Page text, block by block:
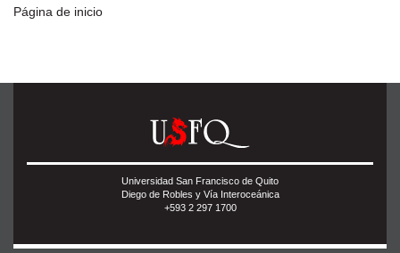
Página de inicio
Universidad San Francisco de Quito
Diego de Robles y Vía Interoceánica
+593 2 297 1700